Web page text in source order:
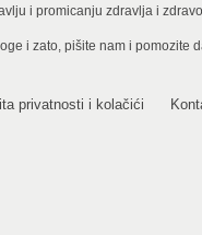
i promicanju zdravlja i
i zato, pišite nam i pomozite
privatnosti i kolačići